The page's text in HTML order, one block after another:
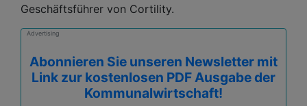
Geschäftsführer von Cortility.
Advertising
Abonnieren Sie unseren Newsletter mit
Link zur kostenlosen PDF Ausgabe der
Kommunalwirtschaft!